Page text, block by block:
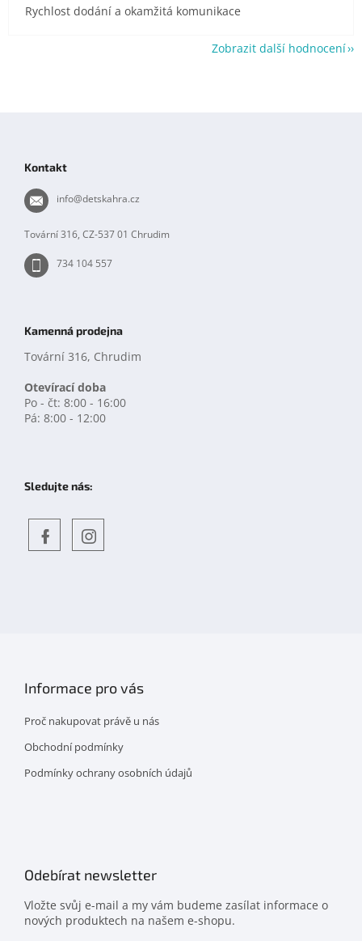
Rychlost dodání a okamžitá komunikace
Zobrazit další hodnocení
Kontakt
info@detskahra.cz
Tovární 316, CZ-537 01 Chrudim
734 104 557
Kamenná prodejna
Tovární 316, Chrudim
Otevírací doba
Po - čt: 8:00 - 16:00
Pá: 8:00 - 12:00
Sledujte nás:
Informace pro vás
Proč nakupovat právě u nás
Obchodní podmínky
Podmínky ochrany osobních údajů
Odebírat newsletter
Vložte svůj e-mail a my vám budeme zasílat informace o
nových produktech na našem e-shopu.